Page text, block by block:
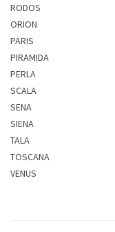
RODOS
ORION
PARIS
PIRAMIDA
PERLA
SCALA
SENA
SIENA
TALA
TOSCANA
VENUS